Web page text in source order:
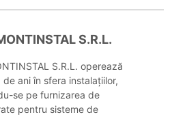
S.R.L.
S.R.L. operează
ani în sfera instalațiilor,
se pe furnizarea de
pentru sisteme de